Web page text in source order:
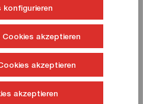
konfigurieren
akzeptieren
akzeptieren
akzeptieren